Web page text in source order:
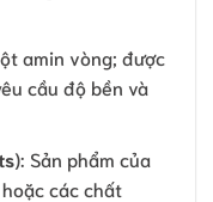
amin vòng; được
cầu độ bền và
): Sản phẩm của
các chất